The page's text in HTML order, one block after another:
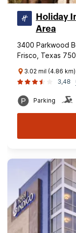
Holiday
Area
3400 Parkwood
Frisco, Texas
3.02 mil (4.86
3,48
Parking